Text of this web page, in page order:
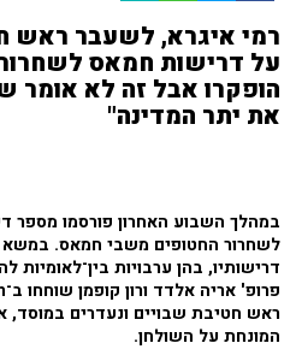
רמי איגרא, לשעבר ראש
על דרישות חמאס
הופקרו אבל זה לא אומר
את יתר המדינה"
במהלך השבוע האחרון פורסמו מספר
לשחרור החטופים משבי חמאס. במשא
דרישותיו, בהן ערבויות
ראש חטיבת שבויים ונעדרים
המונחת על השולחן.